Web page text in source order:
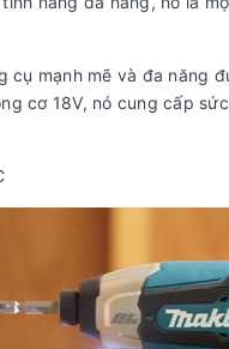
cụ mạnh mẽ và đa năng
cơ 18V, nó cung cấp